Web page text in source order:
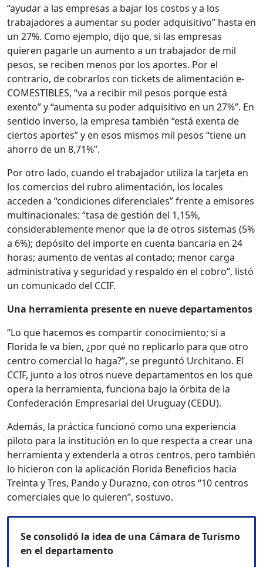
“ayudar a las empresas a bajar los costos y a los
trabajadores a aumentar su poder adquisitivo” hasta en
un 27%. Como ejemplo, dijo que, si las empresas
quieren pagarle un aumento a un trabajador de mil
pesos, se reciben menos por los aportes. Por el
contrario, de cobrarlos con tickets de alimentación e-
COMESTIBLES, “va a recibir mil pesos porque está
exento” y “aumenta su poder adquisitivo en un 27%”. En
sentido inverso, la empresa también “está exenta de
ciertos aportes” y en esos mismos mil pesos “tiene un
ahorro de un 8,71%”.
Por otro lado, cuando el trabajador utiliza la tarjeta en
los comercios del rubro alimentación, los locales
acceden a “condiciones diferenciales” frente a emisores
multinacionales: “tasa de gestión del 1,15%,
considerablemente menor que la de otros sistemas (5%
a 6%); depósito del importe en cuenta bancaria en 24
horas; aumento de ventas al contado; menor carga
administrativa y seguridad y respaldo en el cobro”, listó
un comunicado del CCIF.
Una herramienta presente en nueve departamentos
“Lo que hacemos es compartir conocimiento; si a
Florida le va bien, ¿por qué no replicarlo para que otro
centro comercial lo haga?”, se preguntó Urchitano. El
CCIF, junto a los otros nueve departamentos en los que
opera la herramienta, funciona bajo la órbita de la
Confederación Empresarial del Uruguay (CEDU).
Además, la práctica funcionó como una experiencia
piloto para la institución en lo que respecta a crear una
herramienta y extenderla a otros centros, pero también
lo hicieron con la aplicación Florida Beneficios hacia
Treinta y Tres, Pando y Durazno, con otros “10 centros
comerciales que lo quieren”, sostuvo.
Se consolidó la idea de una Cámara de Turismo
en el departamento